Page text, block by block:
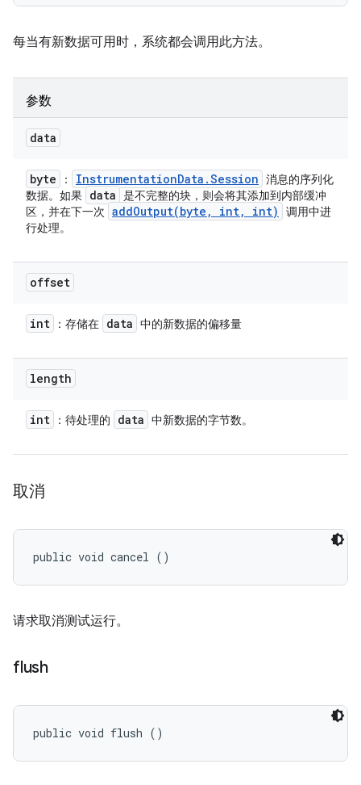
每当有新数据可用时，系统都会调用此方法。
参数
data
byte ： InstrumentationData .Session 消息的序列化
数据。如果 data 是不完整的块，则会将其添加到内部缓冲
区，并在下一次 addOutput(byte , int, int)
调用中进
行处理。
offset
int ：存储在 data 中的新数据的偏移量
length
int ：待处理的 data 中新数据的字节数。
取消
public void cancel ()
请求取消测试运行。
flush
public void flush ()